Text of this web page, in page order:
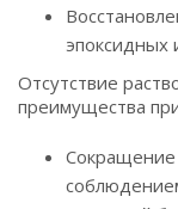
эпоксидных
Отсутствие
преимущества
Сокращение